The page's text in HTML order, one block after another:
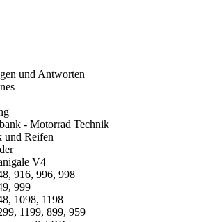
und Antworten
- Motorrad Technik
und Reifen
V4
916, 996, 998
999
1098, 1198
1199, 899, 959